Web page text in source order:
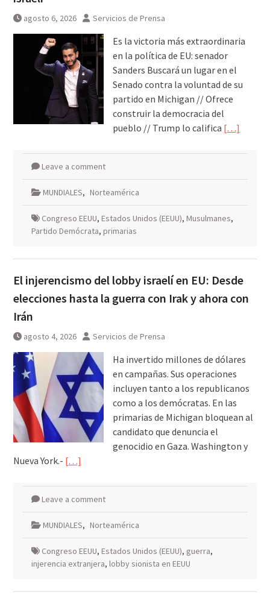
agosto 6, 2026 Servicios de Prensa
Es la victoria más extraordinaria
en la política de EU: senador
Sanders Buscará un lugar en el
Senado contra la voluntad de su
partido en Michigan // Ofrece
construir la democracia del
pueblo // Trump lo califica […]
Leave a comment
MUNDIALES, Norteamérica
Congreso EEUU, Estados Unidos (EEUU), Musulmanes,
Partido Demócrata, primarias
El injerencismo del lobby israelí en EU: Desde
elecciones hasta la guerra con Irak y ahora con
Irán
agosto 4, 2026 Servicios de Prensa
Ha invertido millones de dólares
en campañas. Sus operaciones
incluyen tanto a los republicanos
como a los demócratas. En las
primarias de Michigan bloquean al
candidato que denuncia el
genocidio en Gaza. Washington y
Nueva York.- […]
Leave a comment
MUNDIALES, Norteamérica
Congreso EEUU, Estados Unidos (EEUU), guerra,
injerencia extranjera, lobby sionista en EEUU